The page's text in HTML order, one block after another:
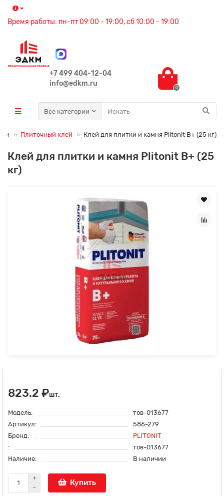
Время работы: пн-пт 09:00 - 19:00, сб 10:00 - 19:00
+7 499 404-12-04
info@edkm.ru
0
Все категории
Плиточный клей Клей для плитки и камня Plitonit B+ (25 кг)
Клей для плитки и камня Plitonit B+ (25
кг)
823.2 ₽шт.
Модель:
тов-013677
Артикул:
586-279
Бренд:
PLITONIT
:
тов-013677
Наличие:
В наличии
Купить